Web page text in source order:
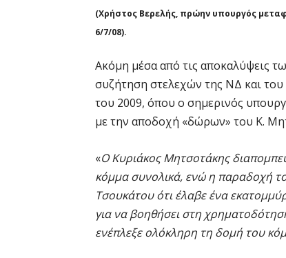
(Χρήστος Βερελής, πρώην υπουργός
6/7/08).
Ακόμη μέσα από τις αποκαλύψεις
συζήτηση στελεχών της ΝΔ και
του 2009, όπου ο σημερινός
με την αποδοχή «δώρων» του Κ.
«Ο Κυριάκος Μητσοτάκης
κόμμα συνολικά, ενώ η παραδοχή
Τσουκάτου ότι έλαβε ένα
για να βοηθήσει στη
ενέπλεξε ολόκληρη τη δομή του